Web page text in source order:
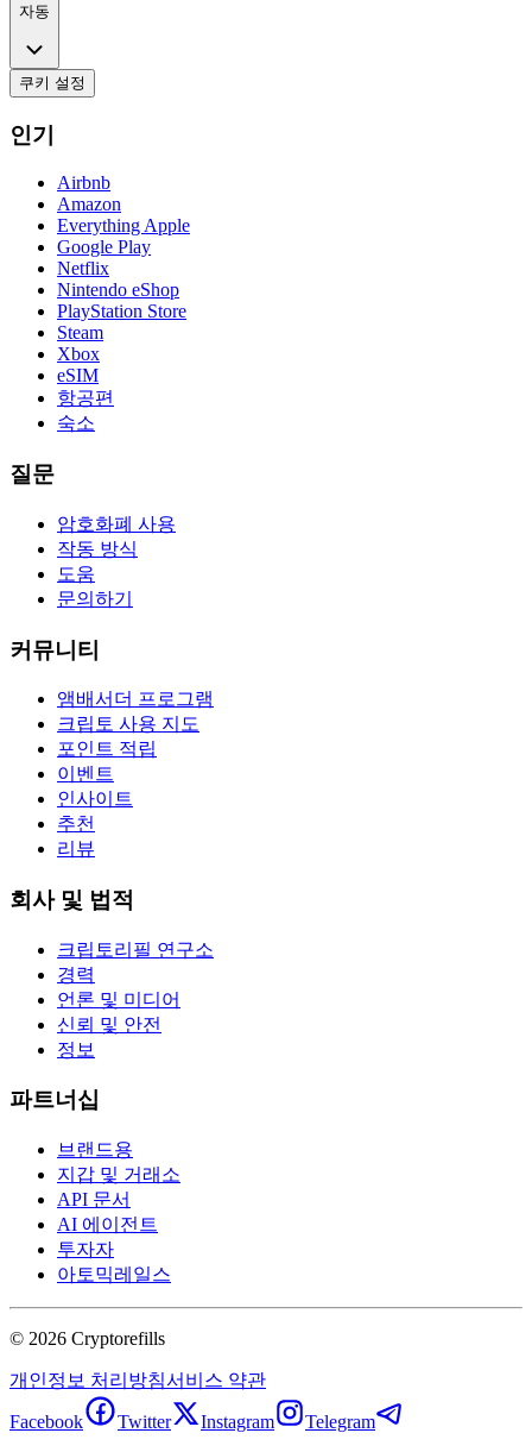
자동
쿠키 설정
인기
Airbnb
Amazon
Everything Apple
Google Play
Netflix
Nintendo eShop
PlayStation Store
Steam
Xbox
eSIM
항공편
숙소
질문
암호화폐 사용
작동 방식
도움
문의하기
커뮤니티
앰배서더 프로그램
크립토 사용 지도
포인트 적립
이벤트
인사이트
추천
리뷰
회사 및 법적
크립토리필 연구소
경력
언론 및 미디어
신뢰 및 안전
정보
파트너십
브랜드용
지갑 및 거래소
API 문서
AI 에이전트
투자자
아토믹레일스
© 2026 Cryptorefills
개인정보 처리방침서비스 약관
Facebook Twitter Instagram Telegram